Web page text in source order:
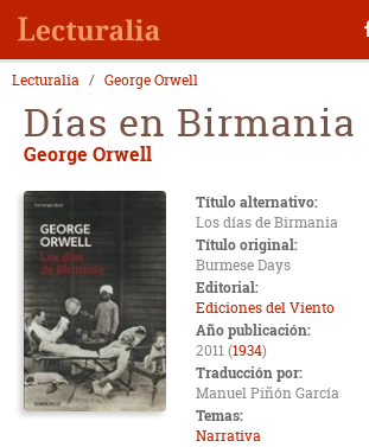
Lecturalia George Orwell
Días en Birmania
George Orwell
Título alternativo:
Los días de Birmania
Título original:
Burmese Days
Editorial:
Ediciones del Viento
Año publicación:
2011 (1934)
Traducción por:
Manuel Piñón García
Temas:
Narrativa